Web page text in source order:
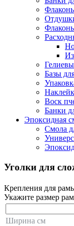
Базы
Воск
Банки
Эпоксидная
Смола
Уголки для
Крепления для
Укажите размер
Ширина см